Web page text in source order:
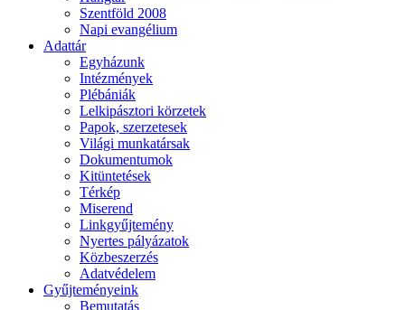
Szentföld 2008
Napi evangélium
Adattár
Egyházunk
Intézmények
Plébániák
Lelkipásztori körzetek
Papok, szerzetesek
Világi munkatársak
Dokumentumok
Kitüntetések
Térkép
Miserend
Linkgyűjtemény
Nyertes pályázatok
Közbeszerzés
Adatvédelem
Gyűjteményeink
Bemutatás